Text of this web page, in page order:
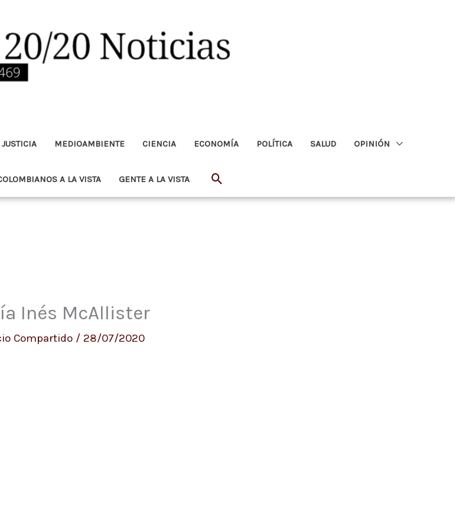
JUSTICIA MEDIOAMBIENTE CIENCIA ECONOMÍA POLÍTICA SALUD OPINIÓN
A LA VISTA GENTE A LA VISTA Buscar
Inés McAllister
Compartido / 28/07/2020